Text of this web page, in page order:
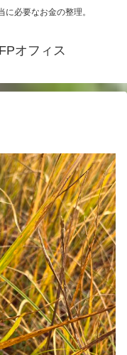
必要なお金の整理。
オフィス